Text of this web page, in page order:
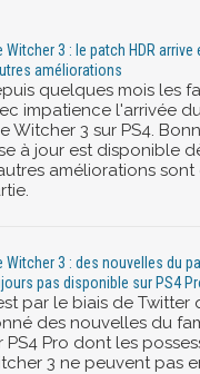
Witcher 3 : le patch HDR arrive
améliorations
quelques mois les
impatience l'arrivée
Witcher 3 sur PS4.
à jour est disponible
améliorations
Witcher 3 : des nouvelles du
pas disponible sur PS4
par le biais de Twitter
des nouvelles du
PS4 Pro dont les
3 ne peuvent pas